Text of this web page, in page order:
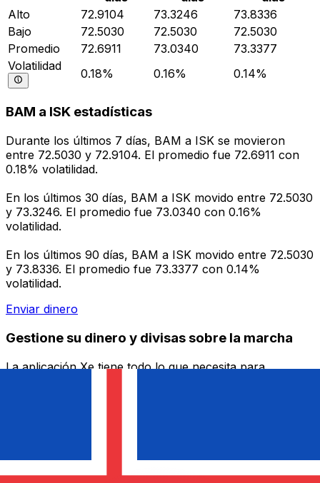
Alto
72.9104 73.3246
73.8336
Bajo
72.5030 72.5030
72.5030
Promedio
72.6911 73.0340
73.3377
Volatilidad
0.18% 0.16% 0.14%
BAM a ISK estadísticas
Durante los últimos 7 días, BAM a ISK se movieron
entre 72.5030 y 72.9104. El promedio fue 72.6911 con
0.18% volatilidad.
En los últimos 30 días, BAM a ISK movido entre 72.5030
y 73.3246. El promedio fue 73.0340 con 0.16%
volatilidad.
En los últimos 90 días, BAM a ISK movido entre 72.5030
y 73.8336. El promedio fue 73.3377 con 0.14%
volatilidad.
Enviar dinero
Gestione su dinero y divisas sobre la marcha
La aplicación Xe tiene todo lo que necesita para